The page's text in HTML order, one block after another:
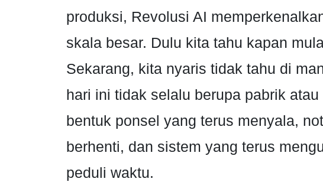
produksi, Revolusi AI
skala besar. Dulu kita tahu kapan
Sekarang, kita nyaris tidak tahu di
hari ini tidak selalu berupa pabrik
bentuk ponsel yang terus menyala,
berhenti, dan sistem yang terus
peduli waktu.